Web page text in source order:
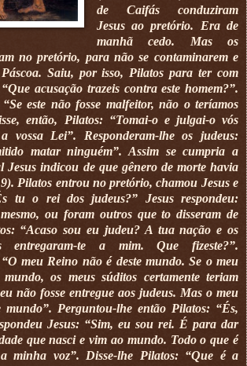
de Caifás conduziram
Jesus ao pretório. Era de
manhã cedo. Mas os
no pretório, para não se contaminarem e
Saiu, por isso, Pilatos para ter com
acusação trazeis contra este homem?”.
este não fosse malfeitor, não o teríamos
então, Pila­tos: “Tomai-o e julgai-o vós
vossa Lei”. Responderam-lhe os judeus:
matar ninguém”. Assim se cumpria a
Jesus indicou de que gênero de morte havia
Pilatos entrou no pretório, chamou Jesus e
tu o rei dos judeus?” Jesus respondeu:
ou foram outros que to disseram de
“Acaso sou eu judeu? A tua nação e os
entregaram-te a mim. Que fizeste?”.
meu Reino não é deste mundo. Se o meu
mundo, os meus súditos certamente teriam
não fosse entregue aos judeus. Mas o meu
mundo”. Perguntou-lhe então Pilatos: “És,
Jesus: “Sim, eu sou rei. É para dar
que nasci e vim ao mundo. Todo o que é
minha voz”. Disse-lhe Pilatos: “Que é a